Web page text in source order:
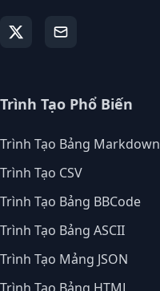
Trình Tạo Phổ Biến
Trình Tạo Bảng Markdown
Trình Tạo CSV
Trình Tạo Bảng BBCode
Trình Tạo Bảng ASCII
Trình Tạo Mảng JSON